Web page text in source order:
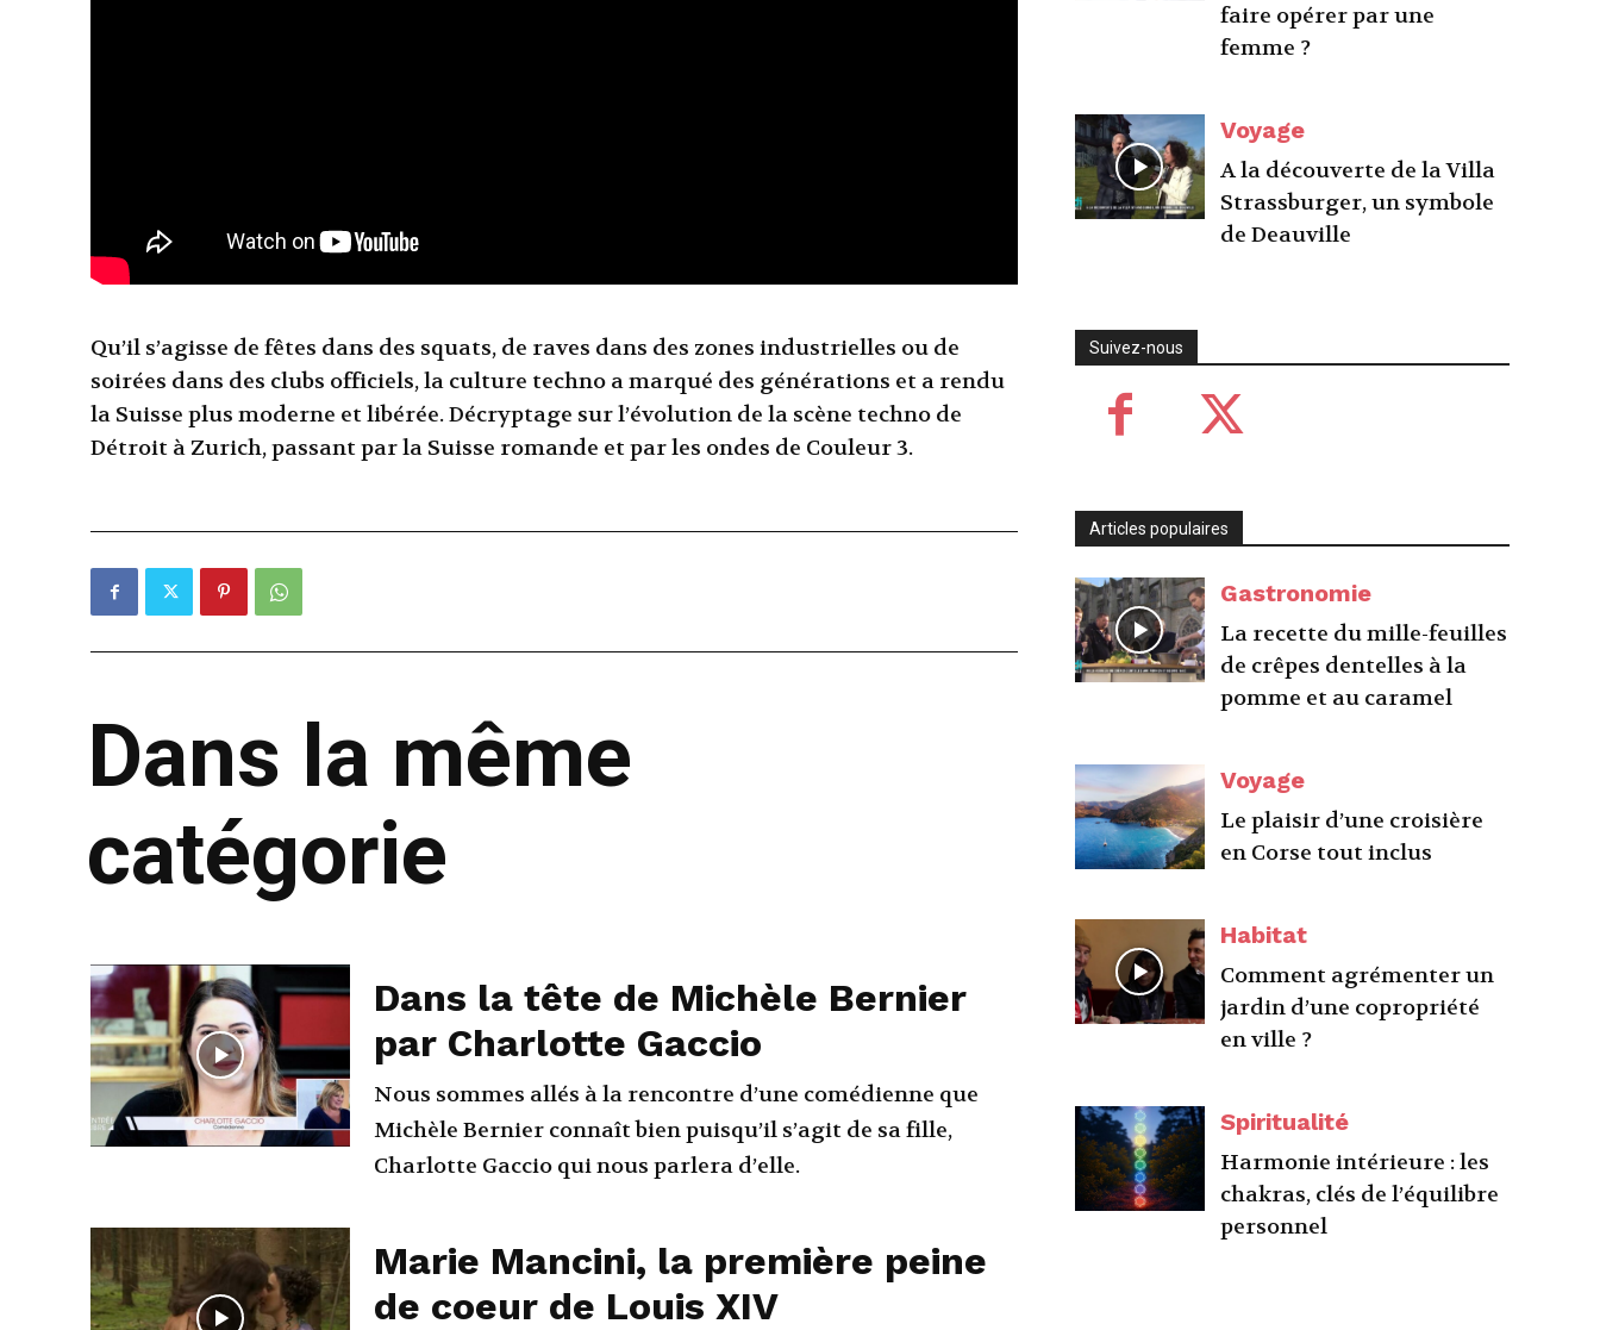
Qu’il s’agisse de fêtes dans des squats, de raves dans des zones industrielles ou de
soirées dans des clubs officiels, la culture techno a marqué des générations et a rendu
la Suisse plus moderne et libérée. Décryptage sur l’évolution de la scène techno de
Détroit à Zurich, passant par la Suisse romande et par les ondes de Couleur 3.
Dans la même
catégorie
Dans la tête de Michèle Bernier
par Charlotte Gaccio
Nous sommes allés à la rencontre d’une comédienne que
Michèle Bernier connaît bien puisqu’il s’agit de sa fille,
Charlotte Gaccio qui nous parlera d’elle.
Marie Mancini, la première peine
de coeur de Louis XIV
faire opérer par une
femme ?
Voyage
A la découverte de la Villa
Strassburger, un symbole
de Deauville
Suivez-nous
Articles populaires
Gastronomie
La recette du mille-feuilles
de crêpes dentelles à la
pomme et au caramel
Voyage
Le plaisir d’une croisière
en Corse tout inclus
Habitat
Comment agrémenter un
jardin d’une copropriété
en ville ?
Spiritualité
Harmonie intérieure : les
chakras, clés de l’équilibre
personnel